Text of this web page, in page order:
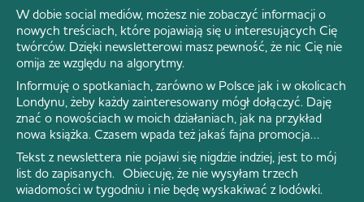
W dobie social mediów, możesz nie zobaczyć informacji o
nowych treściach, które pojawiają się u interesujących Cię
twórców. Dzięki newsletterowi masz pewność, że nic Cię nie
omija ze względu na algorytmy.
Informuję o spotkaniach, zarówno w Polsce jak i w okolicach
Londynu, żeby każdy zainteresowany mógł dołączyć. Daję
znać o nowościach w moich działaniach, jak na przykład
nowa książka. Czasem wpada też jakaś fajna promocja…
Tekst z newslettera nie pojawi się nigdzie indziej, jest to mój
list do zapisanych. Obiecuję, że nie wysyłam trzech
wiadomości w tygodniu i nie będę wyskakiwać z lodówki.